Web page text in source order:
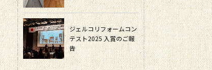
ジェルコリフォームコン
テスト2025 入賞のご報
告